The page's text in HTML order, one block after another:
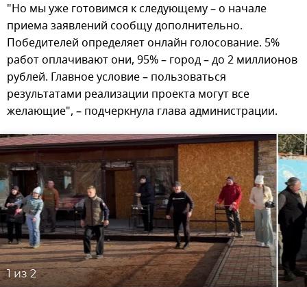
"Но мы уже готовимся к следующему – о начале
приема заявлений сообщу дополнительно.
Победителей определяет онлайн голосование. 5%
работ оплачивают они, 95% – город – до 2 миллионов
рублей. Главное условие – пользоваться
результатами реализации проекта могут все
желающие", – подчеркнула глава администрации.
1из 2